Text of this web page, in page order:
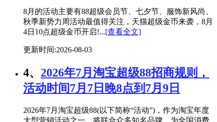
8月的活动主要有88超级会员节、七夕节、服饰新风尚、
秋季新势力周活动最值得关注，天猫超级金币来袭，8月
4日10点超级金币开启!...[查看全文]
更新时间:2026-08-03
4、 2026年7月淘宝超级88招商规则，
活动时间7月7日晚8点到7月9日
2026年7月淘宝超级88(以下简称“活动”)，作为淘宝年度
大型营销活动之一，将联合众多知名品牌，为全国消费